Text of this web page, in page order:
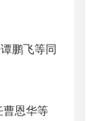
鹏飞等同
曹恩华等